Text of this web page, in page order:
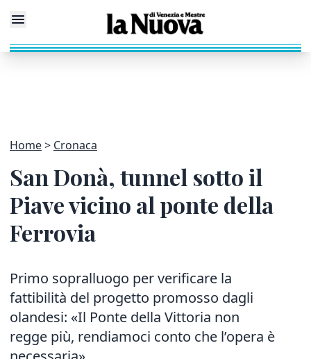
Home Cronaca
San Donà, tunnel sotto il
Piave vicino al ponte della
Ferrovia
Primo sopralluogo per verificare la
fattibilità del progetto promosso dagli
olandesi: «Il Ponte della Vittoria non
regge più, rendiamoci conto che l’opera è